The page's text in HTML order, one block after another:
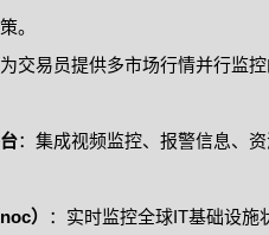
。
交易员提供多市场行情并行监
：集成视频监控、报警信息、
）
：实时监控全球IT基础设